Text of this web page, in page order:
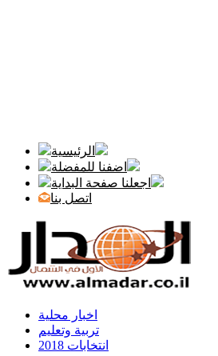
الرئيسية
اضفنا للمفضلة
اجعلنا صفحة البداية
اتصل بنا
اخبار محلية
تربية وتعليم
انتخابات 2018